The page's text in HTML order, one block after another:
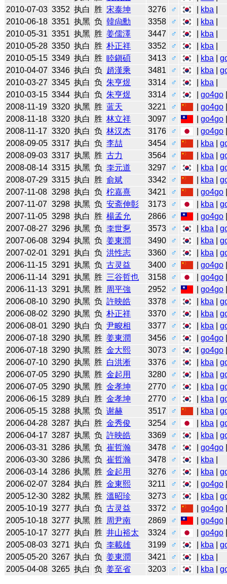
2010-07-03 3352 执白 胜 宋泰坤 3276 ♂ kba
2010-06-18 3351 执黑 负 韓尙勳 3358 ♂ kba
2010-05-31 3351 执黑 胜 姜儒澤 3447 ♂ kba
2010-05-28 3350 执白 胜 朴正祥 3352 ♂ kba
2010-05-15 3349 执白 胜 睦鎭碩 3413 ♂ kba |
2010-04-07 3346 执白 负 趙漢乘 3481 ♂ kba |
2010-03-27 3345 执白 负 朱亨煜 3314 ♂ kba
2010-03-15 3344 执白 负 朱亨煜 3314 ♂ |go4go
2008-11-19 3320 执黑 胜 蓝天 3221 ♂ |go4go
2008-11-18 3320 执白 胜 林立祥 3097 ♂ |go4go
2008-11-17 3320 执白 负 林汉杰 3176 ♂ |go4go
2008-09-05 3317 执白 负 李喆 3454 ♂ kba |
2008-09-03 3317 执黑 胜 古力 3564 ♂ kba |
2008-08-14 3315 执黑 负 李元道 3297 ♂ kba |
2008-07-29 3315 执白 胜 俞斌 3342 ♂ kba |
2007-11-08 3298 执白 负 柁嘉熹 3421 ♂ |go4go
2007-11-07 3298 执黑 负 安斋伸彰 3173 ♂ kba |
2007-11-05 3298 执白 胜 楊孟允 2866 ♂ |go4go
2007-08-27 3296 执黑 负 李世乭 3573 ♂ kba |
2007-06-08 3294 执黑 负 姜東潤 3490 ♂ kba |
2007-02-01 3291 执白 负 洪性志 3360 ♂ kba |
2006-11-15 3291 执黑 负 古灵益 3400 ♂ |go4go
2006-11-14 3291 执黑 胜 三谷哲也 3158 ♂ |go4go
2006-11-13 3291 执黑 胜 周平強 2952 ♂ |go4go
2006-08-10 3290 执黑 负 許映皓 3378 ♂ kba |
2006-08-02 3290 执黑 负 朴正祥 3370 ♂ kba |
2006-08-01 3290 执白 负 尹畯相 3377 ♂ kba |
2006-07-18 3290 执黑 胜 姜東潤 3456 ♂ |go4go
2006-07-18 3290 执黑 胜 金大熙 3073 ♂ |go4go
2006-07-10 3290 执黑 胜 白洪淅 3376 ♂ kba |
2006-07-05 3290 执黑 胜 金起用 3280 ♂ kba |
2006-07-05 3290 执黑 胜 金孝坤 2770 ♂ kba |
2006-06-15 3289 执白 胜 金孝坤 2770 ♂ kba |
2006-05-15 3288 执黑 负 谢赫 3517 ♂ kba |
2006-04-28 3287 执白 胜 金秀俊 3254 ♂ kba |
2006-04-17 3287 执黑 负 許映皓 3369 ♂ kba |
2006-03-31 3286 执黑 负 崔哲瀚 3478 ♂ |go4go
2006-03-30 3286 执黑 负 崔哲瀚 3478 ♂ kba
2006-03-14 3286 执黑 胜 金起用 3276 ♂ kba |
2006-02-07 3284 执白 胜 金東熙 3211 ♂ |go4go
2005-12-30 3282 执黑 胜 溫昭珍 3273 ♂ kba |
2005-10-19 3277 执白 负 古灵益 3372 ♂ |go4go
2005-10-18 3277 执黑 胜 周尹南 2869 ♂ |go4go
2005-10-17 3277 执白 胜 井山裕太 3324 ♂ |go4go
2005-08-03 3271 执白 负 李載雄 3199 ♂ kba |
2005-05-20 3267 执白 负 姜東潤 3421 ♂ kba
2005-04-08 3265 执白 负 姜至省 3203 ♂ kba |